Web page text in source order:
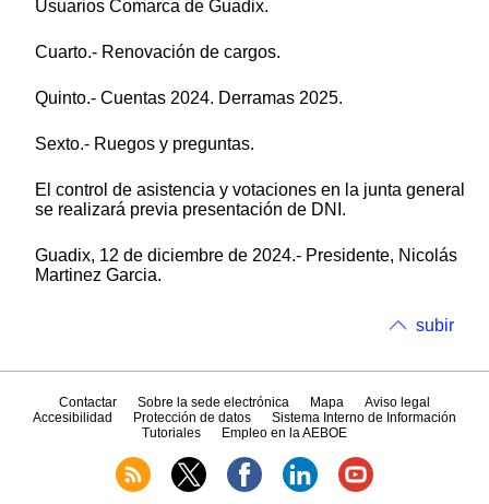
Usuarios Comarca de Guadix.
Cuarto.- Renovación de cargos.
Quinto.- Cuentas 2024. Derramas 2025.
Sexto.- Ruegos y preguntas.
El control de asistencia y votaciones en la junta general
se realizará previa presentación de DNI.
Guadix, 12 de diciembre de 2024.- Presidente, Nicolás
Martinez Garcia.
subir
Contactar Sobre la sede electrónica Mapa
Aviso legal
Accesibilidad
Protección de datos
Sistema Interno de Información
Tutoriales
Empleo en la AEBOE